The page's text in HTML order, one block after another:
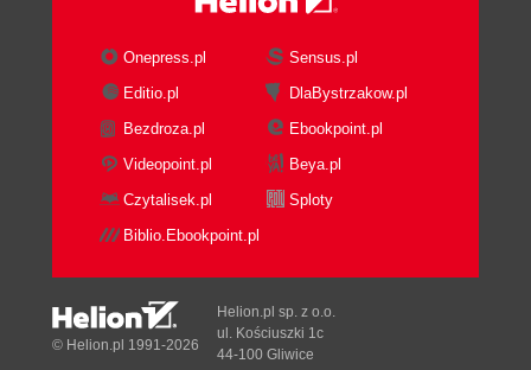
Onepress.pl
Sensus.pl
Editio.pl
DlaBystrzakow.pl
Bezdroza.pl
Ebookpoint.pl
Videopoint.pl
Beya.pl
Czytalisek.pl
Sploty
Biblio.Ebookpoint.pl
© Helion.pl 1991-2026
Helion.pl sp. z o.o.
ul. Kościuszki 1c
44-100 Gliwice